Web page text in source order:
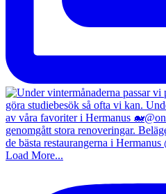
Load More...